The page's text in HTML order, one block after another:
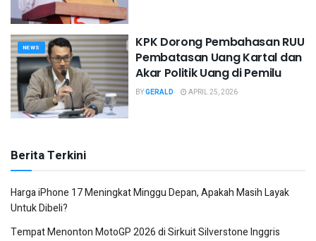
NEWS
KPK Dorong Pembahasan RUU
Pembatasan Uang Kartal dan
Akar Politik Uang di Pemilu
BYGERALD APRIL 25, 2026
Berita Terkini
Harga iPhone 17 Meningkat Minggu Depan, Apakah Masih Layak
Untuk Dibeli?
Tempat Menonton MotoGP 2026 di Sirkuit Silverstone Inggris